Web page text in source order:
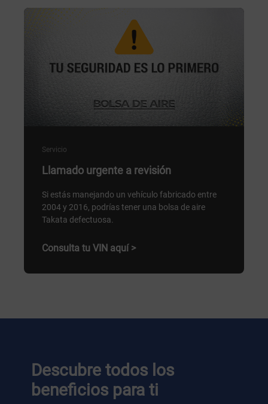
Servicio
Llamado urgente a revisión
Si estás manejando un vehículo fabricado entre
2004 y 2016, podrías tener una bolsa de aire
Takata defectuosa.
Consulta tu VIN aquí >
Descubre todos los
beneficios para ti